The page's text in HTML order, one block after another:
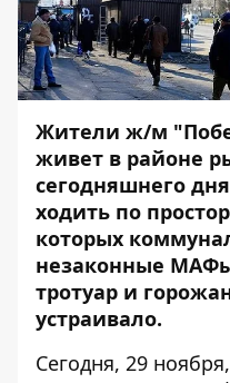
Жители ж/м
живет в районе
сегодняшнего
ходить по
которых
незаконные
тротуар и
устраивало.
Сегодня, 29